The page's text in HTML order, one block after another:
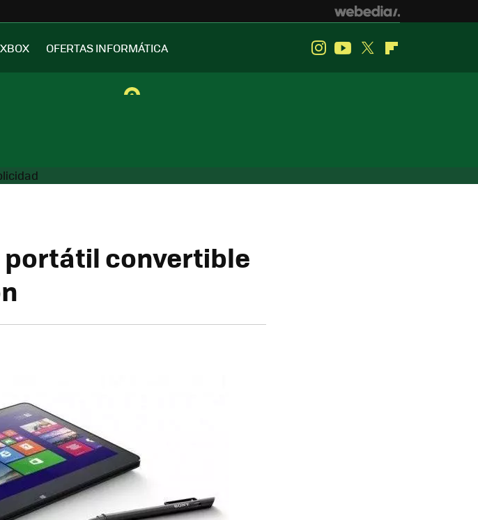
XBOX OFERTAS INFORMÁTICA InstagramYoutube
Twitter
portátil convertible